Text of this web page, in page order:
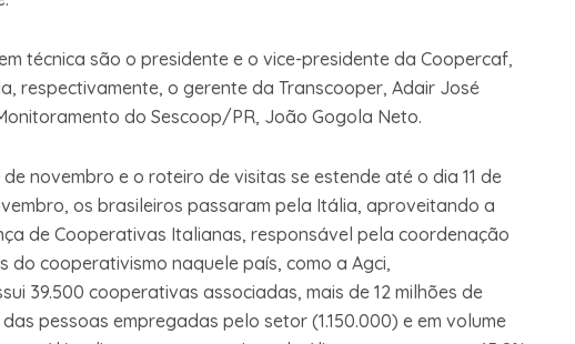
técnica são o presidente e o vice-presidente da Coopercaf,
respectivamente, o gerente da Transcooper, Adair José
do Sescoop/PR, João Gogola Neto.
novembro e o roteiro de visitas se estende até o dia 11 de
os brasileiros passaram pela Itália, aproveitando a
de Cooperativas Italianas, responsável pela coordenação
do cooperativismo naquele país, como a Agci,
39.500 cooperativas associadas, mais de 12 milhões de
pessoas empregadas pelo setor (1.150.000) e em volume